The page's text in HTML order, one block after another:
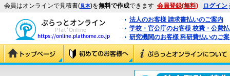
会員はオンラインで見積書(見本)を無料で作成できます 会員登録(無料) ログイン
法人のお客様 請求書払いのご案内
学校・官公庁のお客様 校費・公費
研究機関のお客様 科研費払いのご